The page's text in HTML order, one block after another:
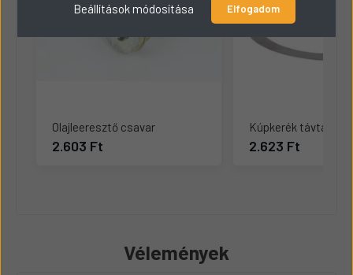
Olajleeresztő csavar
2.603 Ft
Kúpkerék távtartó
2.623 Ft
Vélemények
Beállítások módosítása Elfogadom